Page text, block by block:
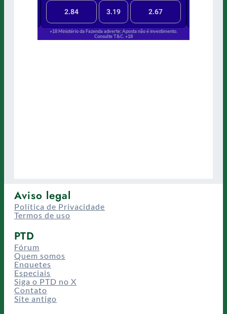
Aviso legal
Política de Privacidade
Termos de uso
PTD
Fórum
Quem somos
Enquetes
Especiais
Siga o PTD no X
Contato
Site antigo